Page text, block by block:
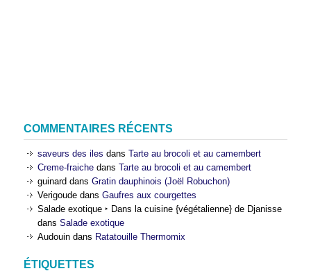
COMMENTAIRES RÉCENTS
saveurs des iles dans Tarte au brocoli et au camembert
Creme-fraiche dans Tarte au brocoli et au camembert
guinard dans Gratin dauphinois (Joël Robuchon)
Verigoude dans Gaufres aux courgettes
Salade exotique ‣ Dans la cuisine {végétalienne} de Djanisse
dans Salade exotique
Audouin dans Ratatouille Thermomix
ÉTIQUETTES